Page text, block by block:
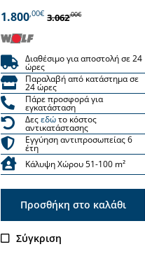
1.800,00€ 3.062,00€
Διαθέσιμο για αποστολή σε 24
ώρες
Παραλαβή από κατάστημα σε
24 ώρες
Πάρε προσφορά για
εγκατάσταση
Δεςεδώτο κόστος
αντικατάστασης
Εγγύηση αντιπροσωπείας 6
έτη
Κάλυψη Χώρου 51-100 m²
Προσθήκη στο καλάθι
Σύγκριση